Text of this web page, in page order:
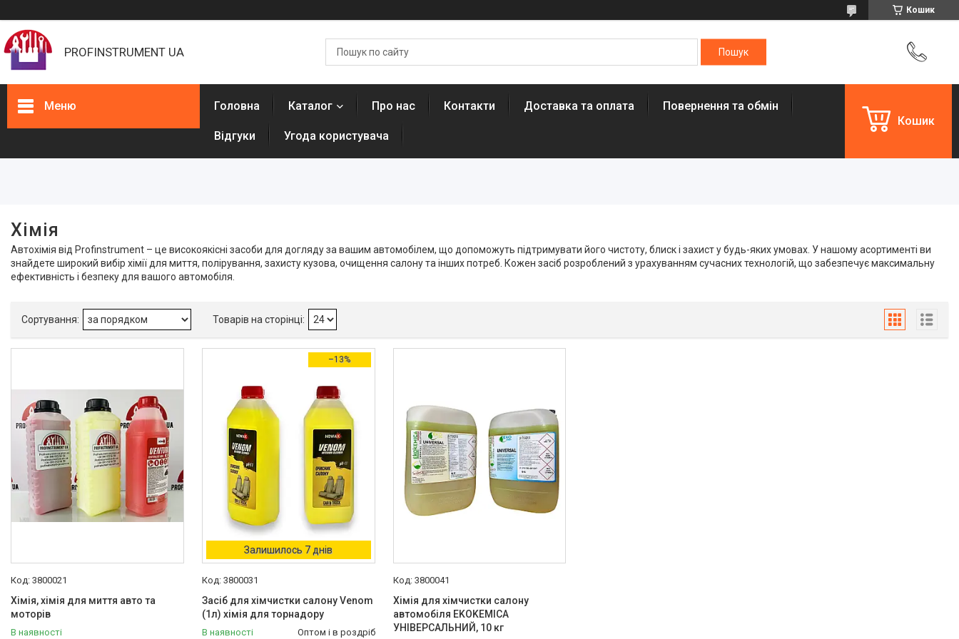
Кошик
PROFINSTRUMENT UA
Меню
Каталог
Обладнання для штукатурки
Машини для розмітки доріг
Обладнання для бетонних
підлог
Обладнання для прочищення
труб
Обладнання для прочистки
вентиляційних систем
Мийки високого тиску
Аксесуари для мийок високого
Автохімчистка, детейлінг
пневмопістолет для хімчистки
Миючі Пилососи, будівельні та
пароочисники
Головна Каталог Про нас Контакти Доставка та оплата Повернення та обмін
Відгуки Угода користувача
Кошик
Хімія
Автохімія від Profinstrument – це високоякісні засоби для догляду за вашим автомобілем, що допоможуть підтримувати його чистоту, блиск і захист у будь-яких умовах. У нашому асортименті ви
знайдете широкий вибір хімії для миття, полірування, захисту кузова, очищення салону та інших потреб. Кожен засіб розроблений з урахуванням сучасних технологій, що забезпечує максимальну
ефективність і безпеку для вашого автомобіля.
3800021
Хімія, хімія для миття авто та
моторів
В наявності
–13%
Залишилось 7 днів
3800031
Засіб для хімчистки салону Venom
(1л) хімія для торнадору
В наявності Оптом і в роздріб
3800041
Хімія для хімчистки салону
автомобіля EKOKEMICA
УНІВЕРСАЛЬНИЙ, 10 кг